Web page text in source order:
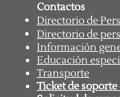
Contactos
Directorio de
Directorio de
Información
Educación
Transporte
Ticket de soporte